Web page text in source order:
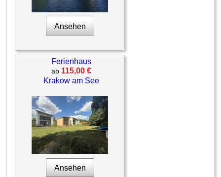
Ansehen
Ferienhaus
ab 115,00 €
Krakow am See
Ansehen